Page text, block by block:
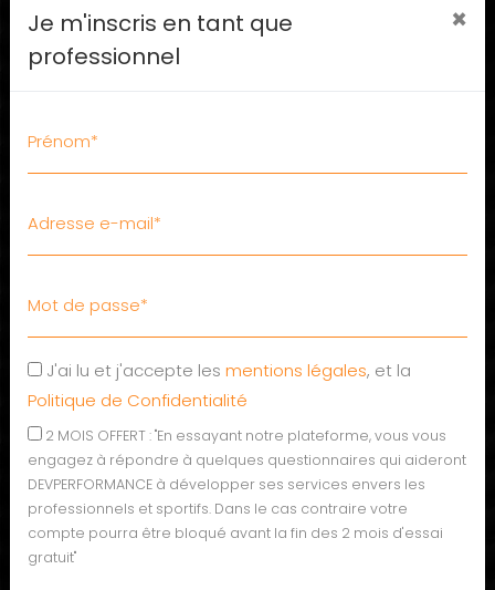
Je m'inscris en tant que
professionnel
×
J'ai lu et j'accepte les mentions légales, et la
Politique de Confidentialité
2 MOIS OFFERT : "En essayant notre plateforme, vous vous
engagez à répondre à quelques questionnaires qui aideront
DEVPERFORMANCE à développer ses services envers les
professionnels et sportifs. Dans le cas contraire votre
compte pourra être bloqué avant la fin des 2 mois d'essai
gratuit"